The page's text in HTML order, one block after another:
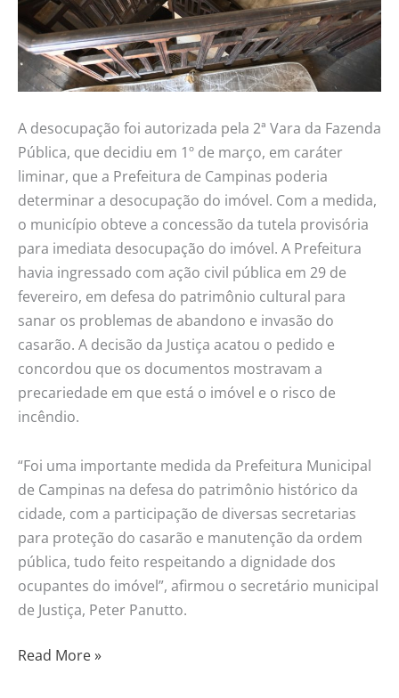
A desocupação foi autorizada pela 2ª Vara da Fazenda
Pública, que decidiu em 1º de março, em caráter
liminar, que a Prefeitura de Campinas poderia
determinar a desocupação do imóvel. Com a medida,
o município obteve a concessão da tutela provisória
para imediata desocupação do imóvel. A Prefeitura
havia ingressado com ação civil pública em 29 de
fevereiro, em defesa do patrimônio cultural para
sanar os problemas de abandono e invasão do
casarão. A decisão da Justiça acatou o pedido e
concordou que os documentos mostravam a
precariedade em que está o imóvel e o risco de
incêndio.
“Foi uma importante medida da Prefeitura Municipal
de Campinas na defesa do patrimônio histórico da
cidade, com a participação de diversas secretarias
para proteção do casarão e manutenção da ordem
pública, tudo feito respeitando a dignidade dos
ocupantes do imóvel”, afirmou o secretário municipal
de Justiça, Peter Panutto.
Read More »